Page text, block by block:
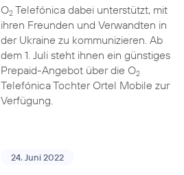
O2Telefónica dabei unterstützt, mit
ihren Freunden und Verwandten in
der Ukraine zu kommunizieren. Ab
dem 1. Juli steht ihnen ein günstiges
Prepaid-Angebot über die O2
Telefónica Tochter Ortel Mobile zur
Verfügung.
24. Juni 2022